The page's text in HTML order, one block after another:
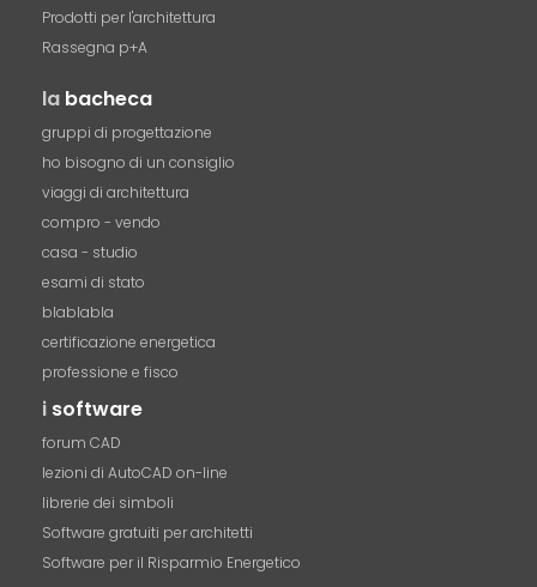
Prodotti per l'architettura
Rassegna p+A
la bacheca
gruppi di progettazione
ho bisogno di un consiglio
viaggi di architettura
compro - vendo
casa - studio
esami di stato
blablabla
certificazione energetica
professione e fisco
i software
forum CAD
lezioni di AutoCAD on-line
librerie dei simboli
Software gratuiti per architetti
Software per il Risparmio Energetico